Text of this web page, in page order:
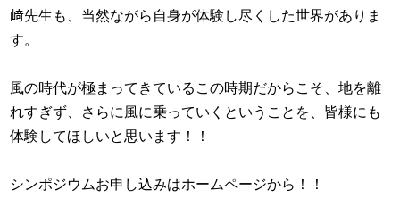
﨑先生も、当然ながら自身が体験し尽くした世界がありま
す。
風の時代が極まってきているこの時期だからこそ、地を離
れすぎず、さらに風に乗っていくということを、皆様にも
体験してほしいと思います！！
シンポジウムお申し込みはホームページから！！